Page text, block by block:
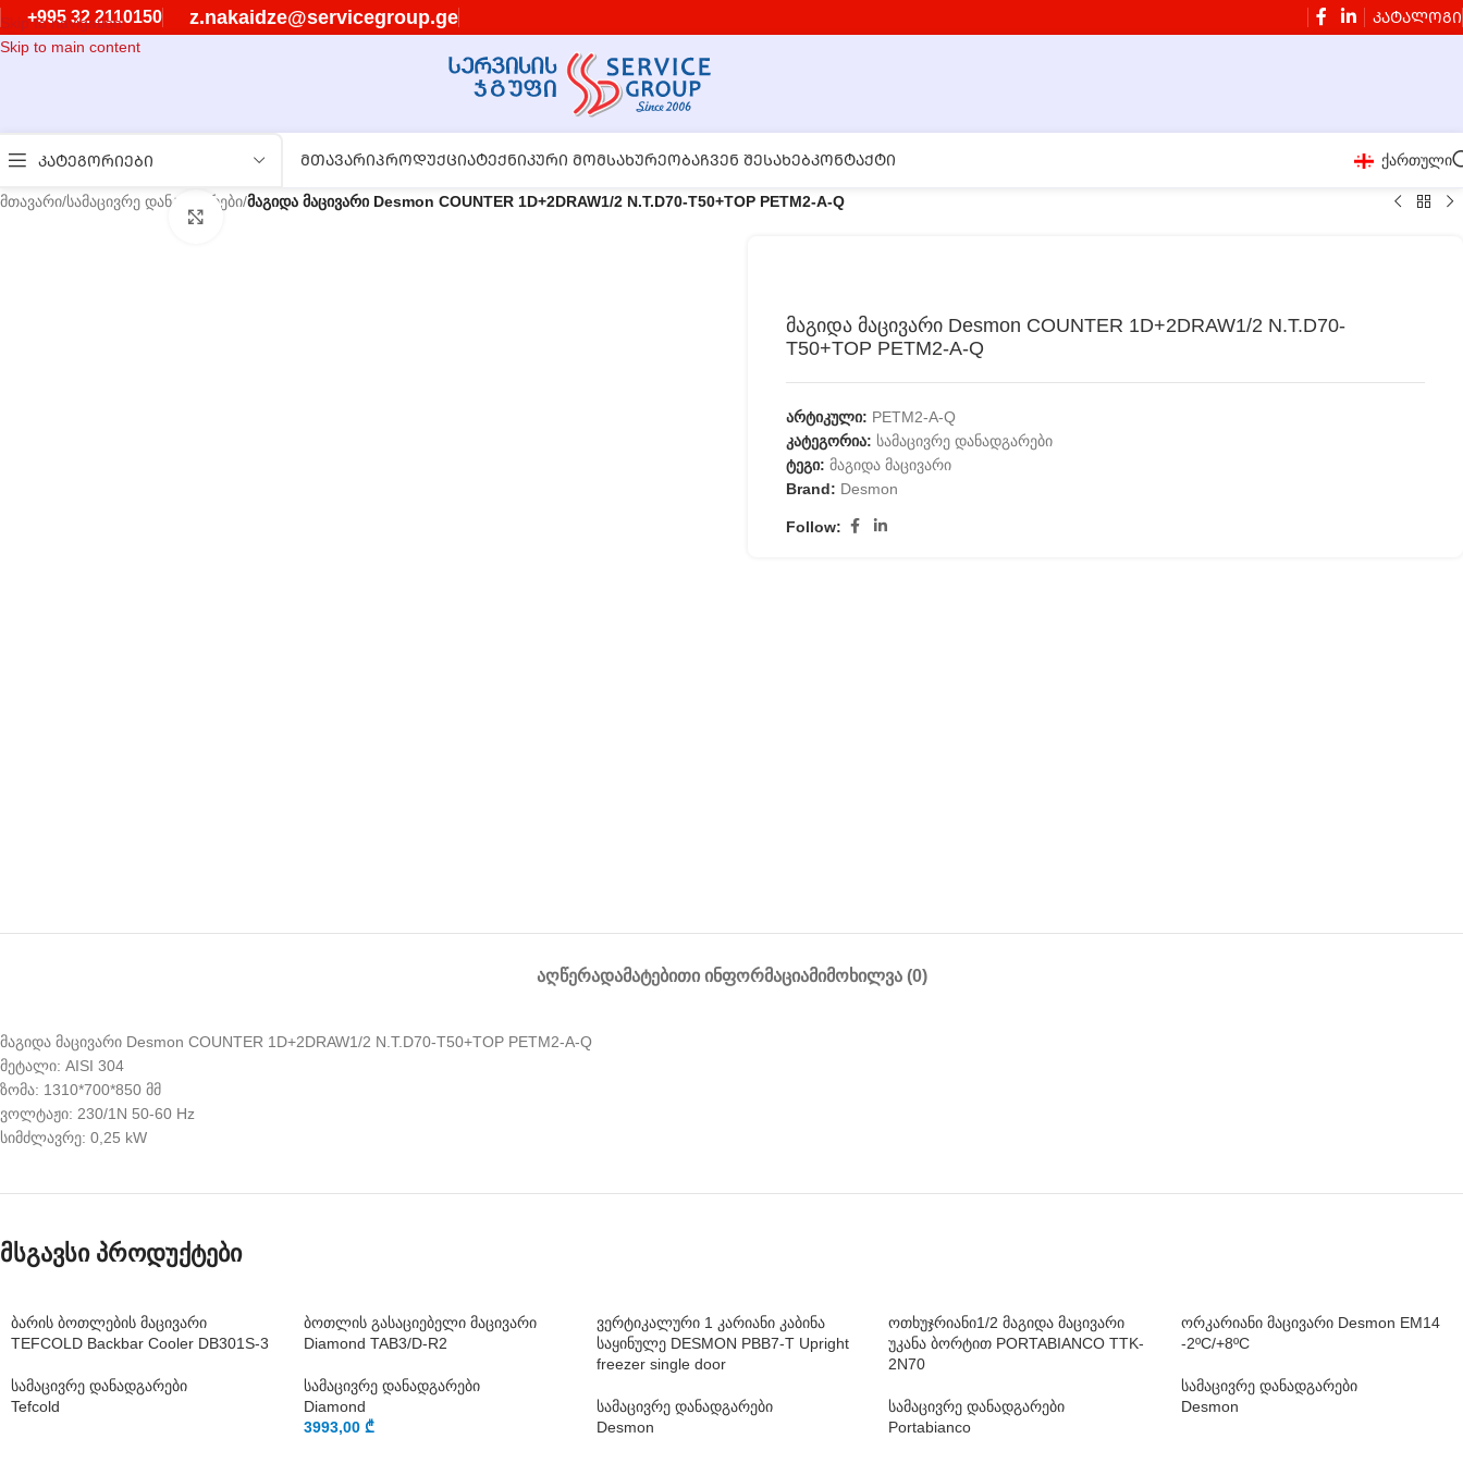
Skip to navigation
Skip to main content
+995 32 2110150 z.nakaidze@servicegroup.ge ᲙᲐᲢᲐᲚᲝᲒᲘ
ᲙᲐᲢᲔᲒᲝᲠᲘᲔᲑᲘ ᲛᲗᲐᲕᲐᲠᲘᲞᲠᲝᲓᲣᲥᲪᲘᲐᲢᲔᲥᲜᲘᲙᲣᲠᲘ ᲛᲝᲛᲡᲐᲮᲣᲠᲔᲝᲑᲐᲩᲕᲔᲜ ᲨᲔᲡᲐᲮᲔᲑᲙᲝᲜᲢᲐᲥᲢᲘ ქართული
მთავარი/სამაცივრე დანადგარები/მაგიდა მაცივარი Desmon COUNTER 1D+2DRAW1/2 N.T.D70-T50+TOP PETM2-A-Q
გასადიდებლად დააწკაპუნეთ
მაგიდა მაცივარი Desmon COUNTER 1D+2DRAW1/2 N.T.D70-
T50+TOP PETM2-A-Q
არტიკული: PETM2-A-Q
კატეგორია: სამაცივრე დანადგარები
ტეგი: მაგიდა მაცივარი
Brand: Desmon
Follow:
ᲐᲦᲬᲔᲠᲐᲓᲐᲛᲐᲢᲔᲑᲘᲗᲘ ᲘᲜᲤᲝᲠᲛᲐᲪᲘᲐᲛᲘᲛᲝᲮᲘᲚᲕᲐ (0)
მაგიდა მაცივარი Desmon COUNTER 1D+2DRAW1/2 N.T.D70-T50+TOP PETM2-A-Q
მეტალი: AISI 304
ზომა: 1310*700*850 მმ
ვოლტაჟი: 230/1N 50-60 Hz
სიმძლავრე: 0,25 kW
მსგავსი პროდუქტები
ბარის ბოთლების მაცივარი
TEFCOLD Backbar Cooler DB301S-3
სამაცივრე დანადგარები
Tefcold
ბოთლის გასაციებელი მაცივარი
Diamond TAB3/D-R2
სამაცივრე დანადგარები
Diamond
3993,00 ₾
ვერტიკალური 1 კარიანი კაბინა
საყინულე DESMON PBB7-T Upright
freezer single door
სამაცივრე დანადგარები
Desmon
ოთხუჯრიანი1/2 მაგიდა მაცივარი
უკანა ბორტით PORTABIANCO TTK-
2N70
სამაცივრე დანადგარები
Portabianco
ორკარიანი მაცივარი Desmon EM14
-2ºC/+8ºC
სამაცივრე დანადგარები
Desmon